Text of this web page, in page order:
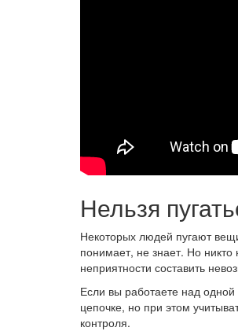
Нельзя
Некоторых людей пугают
понимает, не знает. Но
неприятности составить
Если вы работаете над
цепочке, но при этом
контроля.